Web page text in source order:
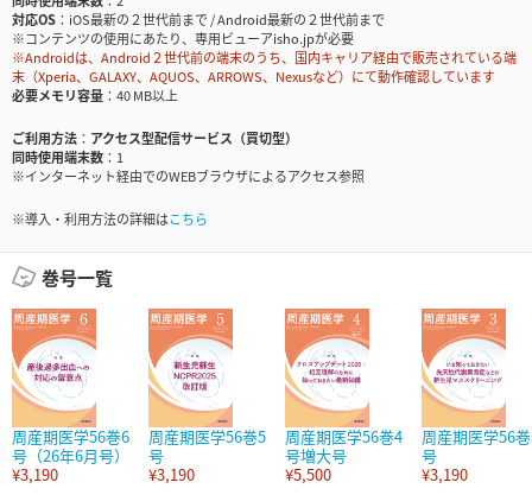
対応OS
iOS最新の２世代前まで / Android最新の２世代前まで
※コンテンツの使用にあたり、専用ビューアisho.jpが必要
※Androidは、Android２世代前の端末のうち、国内キャリア経由で販売されている端
末（Xperia、GALAXY、AQUOS、ARROWS、Nexusなど）にて動作確認しています
必要メモリ容量
40 MB以上
ご利用方法
アクセス型配信サービス（買切型）
同時使用端末数
1
※インターネット経由でのWEBブラウザによるアクセス参照
※導入・利用方法の詳細はこちら
巻号一覧
周産期医学56巻6
号（26年6月号）
¥3,190
周産期医学56巻5
号
¥3,190
周産期医学56巻4
号増大号
¥5,500
周産期医学56
号
¥3,190